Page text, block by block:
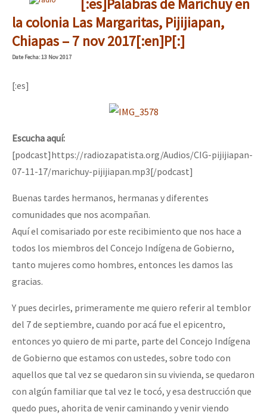
[:es]Palabras de Marichuy en
la colonia Las Margaritas, Pijijiapan,
Chiapas – 7 nov 2017[:en]P[:]
DateFecha: 13 Nov 2017
[:es]
Escucha aquí:
[podcast]https://radiozapatista.org/Audios/CIG-pijijiapan-
07-11-17/marichuy-pijijiapan.mp3[/podcast]
Buenas tardes hermanos, hermanas y diferentes
comunidades que nos acompañan.
Aquí el comisariado por este recibimiento que nos hace a
todos los miembros del Concejo Indígena de Gobierno,
tanto mujeres como hombres, entonces les damos las
gracias.
Y pues decirles, primeramente me quiero referir al temblor
del 7 de septiembre, cuando por acá fue el epicentro,
entonces yo quiero de mi parte, parte del Concejo Indígena
de Gobierno que estamos con ustedes, sobre todo con
aquellos que tal vez se quedaron sin su vivienda, se quedaron
con algún familiar que tal vez le tocó, y esa destrucción que
quedo pues, ahorita de venir caminando y venir viendo